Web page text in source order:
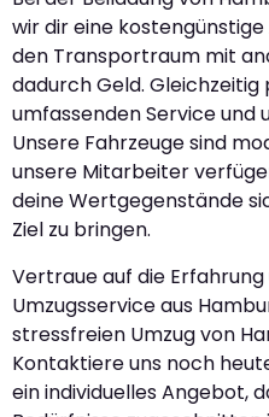
wir dir eine
den Transportraum mit
dadurch Geld.
umfassenden Service und
Unsere Fahrzeuge sind
unsere Mitarbeiter
deine Wertgegenstände
Ziel zu bringen.
Vertraue auf die
Umzugsservice aus
stressfreien Umzug von
Kontaktiere uns noch
ein individuelles Angebot,